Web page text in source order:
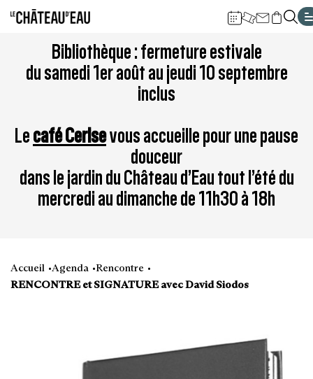
Aller
contenu
Aller
à
la
navigation
à
la
recherche
Aller
au
pied
plan
Bibliothèque : fermeture estivale
du samedi 1er août au jeudi 10 septembre
inclus
Lecafé Cerisevous accueille pour une pause
douceur
dans le jardin du Château d’Eau tout l’été du
mercredi au dimanche de 11h30 à 18h
Accueil Agenda Rencontre
RENCONTRE et SIGNATURE avec David Siodos